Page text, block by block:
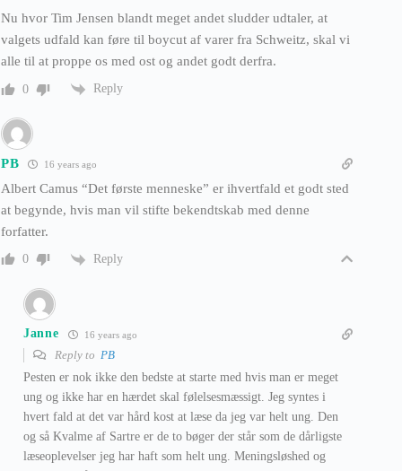
Nu hvor Tim Jensen blandt meget andet sludder udtaler, at
valgets udfald kan føre til boycut af varer fra Schweitz, skal vi
alle til at proppe os med ost og andet godt derfra.
0 Reply
PB 16 years ago
Albert Camus “Det første menneske” er ihvertfald et godt sted
at begynde, hvis man vil stifte bekendtskab med denne
forfatter.
0 Reply
Janne 16 years ago
Reply to PB
Pesten er nok ikke den bedste at starte med hvis man er meget
ung og ikke har en hærdet skal følelsesmæssigt. Jeg syntes i
hvert fald at det var hård kost at læse da jeg var helt ung. Den
og så Kvalme af Sartre er de to bøger der står som de dårligste
læseoplevelser jeg har haft som helt ung. Meningsløshed og